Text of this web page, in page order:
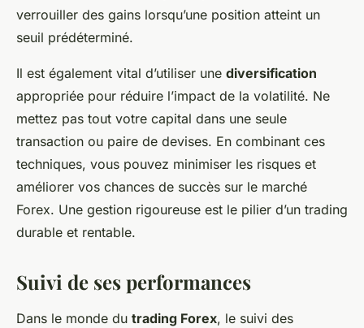
verrouiller des gains lorsqu’une position atteint un
seuil prédéterminé.
Il est également vital d’utiliser une diversification
appropriée pour réduire l’impact de la volatilité. Ne
mettez pas tout votre capital dans une seule
transaction ou paire de devises. En combinant ces
techniques, vous pouvez minimiser les risques et
améliorer vos chances de succès sur le marché
Forex. Une gestion rigoureuse est le pilier d’un trading
durable et rentable.
Suivi de ses performances
Dans le monde du trading Forex, le suivi des